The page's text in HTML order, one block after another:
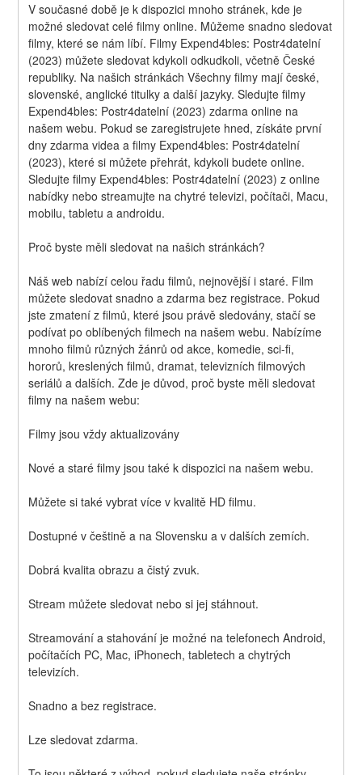
V současné době je k dispozici mnoho stránek, kde je
možné sledovat celé filmy online. Můžeme snadno sledovat
filmy, které se nám líbí. Filmy Expend4bles: Postr4datelní
(2023) můžete sledovat kdykoli odkudkoli, včetně České
republiky. Na našich stránkách Všechny filmy mají české,
slovenské, anglické titulky a další jazyky. Sledujte filmy
Expend4bles: Postr4datelní (2023) zdarma online na
našem webu. Pokud se zaregistrujete hned, získáte první
dny zdarma videa a filmy Expend4bles: Postr4datelní
(2023), které si můžete přehrát, kdykoli budete online.
Sledujte filmy Expend4bles: Postr4datelní (2023) z online
nabídky nebo streamujte na chytré televizi, počítači, Macu,
mobilu, tabletu a androidu.
Proč byste měli sledovat na našich stránkách?
Náš web nabízí celou řadu filmů, nejnovější i staré. Film
můžete sledovat snadno a zdarma bez registrace. Pokud
jste zmatení z filmů, které jsou právě sledovány, stačí se
podívat po oblíbených filmech na našem webu. Nabízíme
mnoho filmů různých žánrů od akce, komedie, sci-fi,
hororů, kreslených filmů, dramat, televizních filmových
seriálů a dalších. Zde je důvod, proč byste měli sledovat
filmy na našem webu:
Filmy jsou vždy aktualizovány
Nové a staré filmy jsou také k dispozici na našem webu.
Můžete si také vybrat více v kvalitě HD filmu.
Dostupné v češtině a na Slovensku a v dalších zemích.
Dobrá kvalita obrazu a čistý zvuk.
Stream můžete sledovat nebo si jej stáhnout.
Streamování a stahování je možné na telefonech Android,
počítačích PC, Mac, iPhonech, tabletech a chytrých
televizích.
Snadno a bez registrace.
Lze sledovat zdarma.